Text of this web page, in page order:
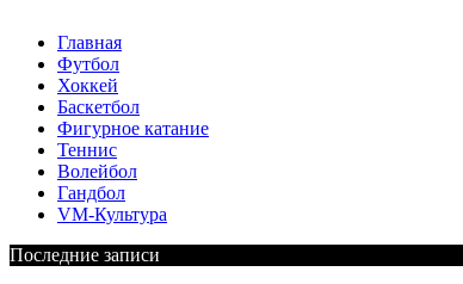
Главная
Футбол
Хоккей
Баскетбол
Фигурное катание
Теннис
Волейбол
Гандбол
VM-Культура
Последние записи